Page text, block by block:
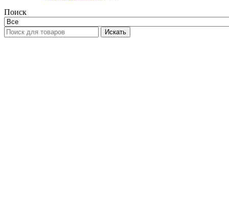
Поиск
Искать